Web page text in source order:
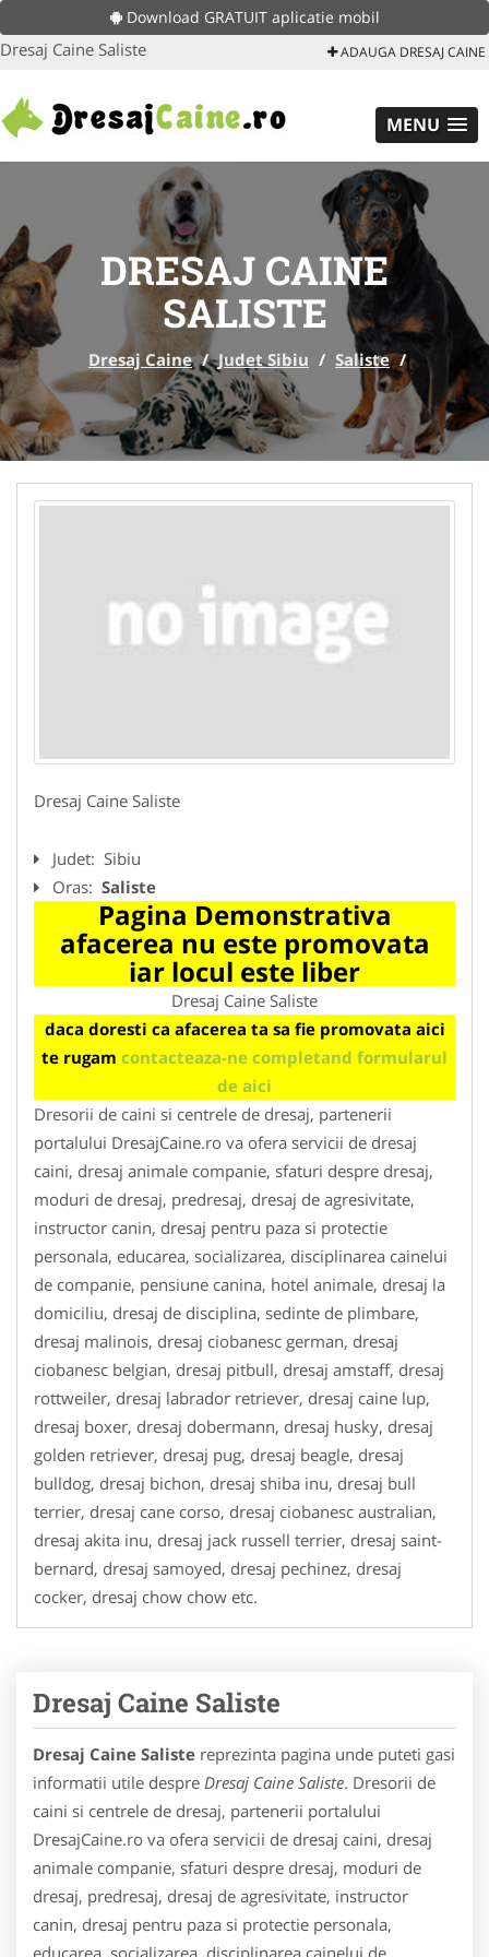
Download GRATUIT aplicatie mobil
Dresaj Caine Saliste ADAUGA DRESAJ CAINE
MENU
DRESAJ CAINE
SALISTE
Dresaj Caine / Judet Sibiu / Saliste /
Dresaj Caine Saliste
Judet: Sibiu
Oras: Saliste
Pagina Demonstrativa
afacerea nu este promovata
iar locul este liber
Dresaj Caine Saliste
daca doresti ca afacerea ta sa fie promovata aici
te rugam contacteaza-ne completand formularul
de aici
Dresorii de caini si centrele de dresaj, partenerii
portalului DresajCaine.ro va ofera servicii de dresaj
caini, dresaj animale companie, sfaturi despre dresaj,
moduri de dresaj, predresaj, dresaj de agresivitate,
instructor canin, dresaj pentru paza si protectie
personala, educarea, socializarea, disciplinarea cainelui
de companie, pensiune canina, hotel animale, dresaj la
domiciliu, dresaj de disciplina, sedinte de plimbare,
dresaj malinois, dresaj ciobanesc german, dresaj
ciobanesc belgian, dresaj pitbull, dresaj amstaff, dresaj
rottweiler, dresaj labrador retriever, dresaj caine lup,
dresaj boxer, dresaj dobermann, dresaj husky, dresaj
golden retriever, dresaj pug, dresaj beagle, dresaj
bulldog, dresaj bichon, dresaj shiba inu, dresaj bull
terrier, dresaj cane corso, dresaj ciobanesc australian,
dresaj akita inu, dresaj jack russell terrier, dresaj saint-
bernard, dresaj samoyed, dresaj pechinez, dresaj
cocker, dresaj chow chow etc.
Dresaj Caine Saliste
Dresaj Caine Saliste reprezinta pagina unde puteti gasi
informatii utile despre Dresaj Caine Saliste. Dresorii de
caini si centrele de dresaj, partenerii portalului
DresajCaine.ro va ofera servicii de dresaj caini, dresaj
animale companie, sfaturi despre dresaj, moduri de
dresaj, predresaj, dresaj de agresivitate, instructor
canin, dresaj pentru paza si protectie personala,
educarea, socializarea, disciplinarea cainelui de